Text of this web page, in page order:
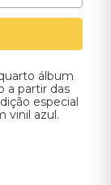
álbum
a partir das
especial
vinil azul.